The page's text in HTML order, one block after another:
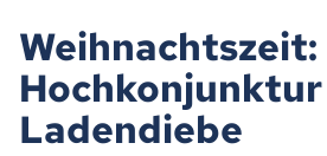
Weihnachtszeit:
Ladendiebe